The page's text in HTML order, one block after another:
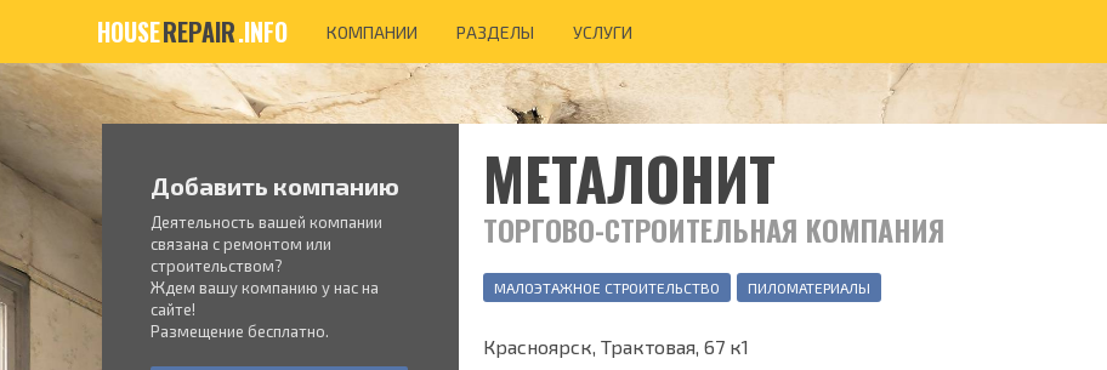
HOUSEREPAIR.INFO КОМПАНИИ РАЗДЕЛЫ УСЛУГИ
Добавить компанию
Деятельность вашей компании
связана с ремонтом или
строительством?
Ждем вашу компанию у нас на
сайте!
Размещение бесплатно.
МЕТАЛОНИТ
ТОРГОВО-СТРОИТЕЛЬНАЯ КОМПАНИЯ
МАЛОЭТАЖНОЕ СТРОИТЕЛЬСТВО ПИЛОМАТЕРИАЛЫ
Красноярск, Трактовая, 67 к1